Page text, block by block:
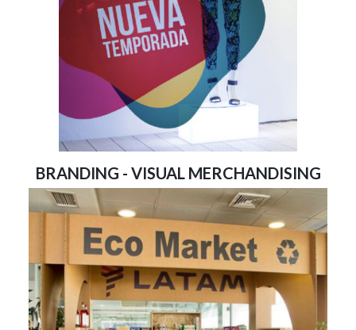
BRANDING - VISUAL MERCHANDISING